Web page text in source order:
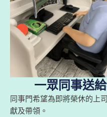
一眾同事送
同事門希望為即將榮休的上
獻及帶領。